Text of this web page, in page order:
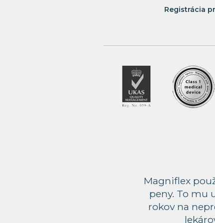
Ul. 1. mája 1457/44, Púchov
Zvolenská cesta 30/A, Banská Bystrica
Registrácia
Magniflex
peny. To mu
rokov na